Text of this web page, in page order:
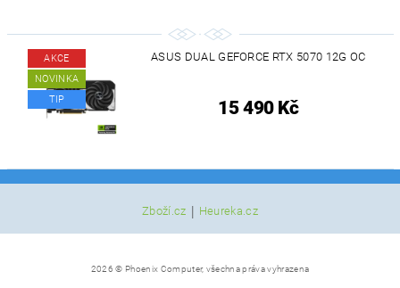
AKCE
NOVINKA
TIP
ASUS DUAL GEFORCE RTX 5070 12G OC
15 490 Kč
Zboží.cz | Heureka.cz
2026 © Phoenix Computer, všechna práva vyhrazena